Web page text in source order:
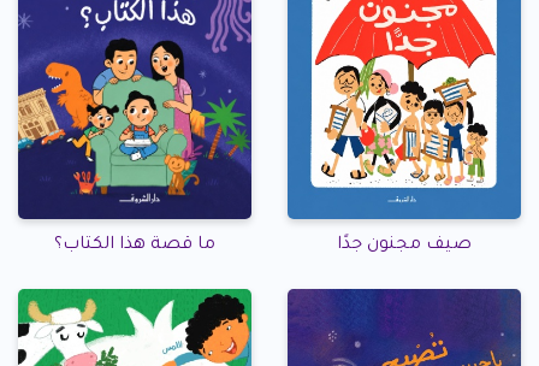
صيف مجنون جدًا ما قصة هذا الكتاب؟